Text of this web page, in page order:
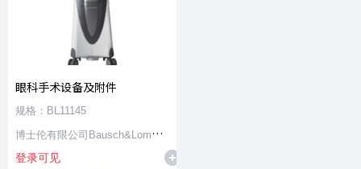
眼科手术设备及附件
规格：BL11145
博士伦有限公司Bausch&Lomb
Incorporated
登录可见